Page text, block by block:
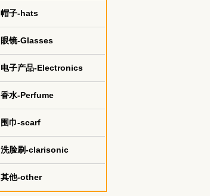
帽子-hats
眼镜-Glasses
电子产品-Electronics
香水-Perfume
围巾-scarf
洗脸刷-clarisonic
其他-other